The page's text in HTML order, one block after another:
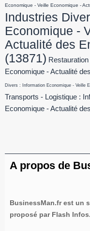
Economique - Veille Economique -
Industries
Economique -
Actualité des
(13871)
Economique - Actualité
Divers : Information Economique - Veille
Transports - Logistique :
Economique - Actualité
A propos de
BusinessMan.fr est un
proposé par Flash Infos.